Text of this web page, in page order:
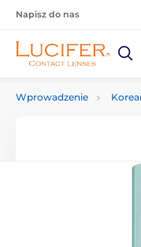
Napisz do nas
Wprowadzenie